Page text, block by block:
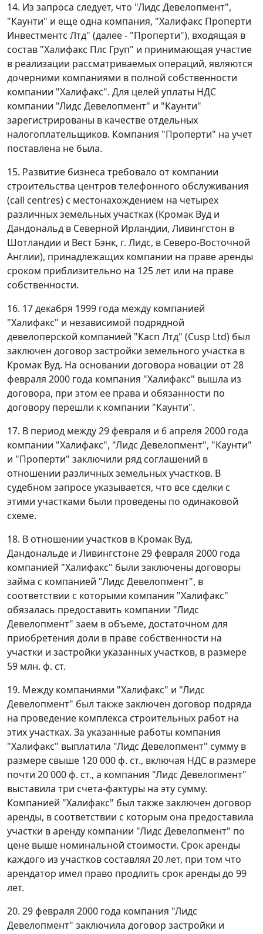
14. Из запроса следует, что "Лидс Девелопмент",
"Каунти" и еще одна компания, "Халифакс Проперти
Инвестментс Лтд" (далее - "Проперти"), входящая в
состав "Халифакс Плс Груп" и принимающая участие
в реализации рассматриваемых операций, являются
дочерними компаниями в полной собственности
компании "Халифакс". Для целей уплаты НДС
компании "Лидс Девелопмент" и "Каунти"
зарегистрированы в качестве отдельных
налогоплательщиков. Компания "Проперти" на учет
поставлена не была.
15. Развитие бизнеса требовало от компании
строительства центров телефонного обслуживания
(call centres) с местонахождением на четырех
различных земельных участках (Кромак Вуд и
Дандональд в Северной Ирландии, Ливингстон в
Шотландии и Вест Бэнк, г. Лидс, в Северо-Восточной
Англии), принадлежащих компании на праве аренды
сроком приблизительно на 125 лет или на праве
собственности.
16. 17 декабря 1999 года между компанией
"Халифакс" и независимой подрядной
девелоперской компанией "Касп Лтд" (Cusp Ltd) был
заключен договор застройки земельного участка в
Кромак Вуд. На основании договора новации от 28
февраля 2000 года компания "Халифакс" вышла из
договора, при этом ее права и обязанности по
договору перешли к компании "Каунти".
17. В период между 29 февраля и 6 апреля 2000 года
компании "Халифакс", "Лидс Девелопмент", "Каунти"
и "Проперти" заключили ряд соглашений в
отношении различных земельных участков. В
судебном запросе указывается, что все сделки с
этими участками были проведены по одинаковой
схеме.
18. В отношении участков в Кромак Вуд,
Дандональде и Ливингстоне 29 февраля 2000 года
компанией "Халифакс" были заключены договоры
займа с компанией "Лидс Девелопмент", в
соответствии с которыми компания "Халифакс"
обязалась предоставить компании "Лидс
Девелопмент" заем в объеме, достаточном для
приобретения доли в праве собственности на
участки и застройки указанных участков, в размере
59 млн. ф. ст.
19. Между компаниями "Халифакс" и "Лидс
Девелопмент" был также заключен договор подряда
на проведение комплекса строительных работ на
этих участках. За указанные работы компания
"Халифакс" выплатила "Лидс Девелопмент" сумму в
размере свыше 120 000 ф. ст., включая НДС в размере
почти 20 000 ф. ст., а компания "Лидс Девелопмент"
выставила три счета-фактуры на эту сумму.
Компанией "Халифакс" был также заключен договор
аренды, в соответствии с которым она предоставила
участки в аренду компании "Лидс Девелопмент" по
цене выше номинальной стоимости. Срок аренды
каждого из участков составлял 20 лет, при том что
арендатор имел право продлить срок аренды до 99
лет.
20. 29 февраля 2000 года компания "Лидс
Девелопмент" заключила договор застройки и